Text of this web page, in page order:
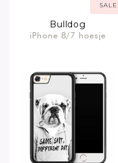
SALE
Bulldog
iPhone 8/7 hoesje